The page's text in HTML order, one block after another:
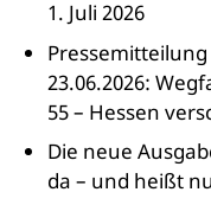
1. Juli 2026
23.06.2026:
55 – Hessen
Die neue
da – und heißt